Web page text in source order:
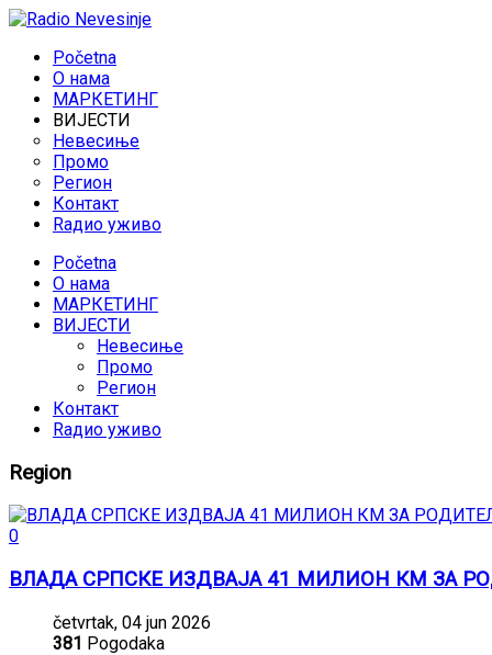
Početna
O нама
МАРКЕТИНГ
ВИЈЕСТИ
Невесиње
Промо
Регион
Контакт
Rадио уживо
Početna
O нама
МАРКЕТИНГ
ВИЈЕСТИ
Невесиње
Промо
Регион
Контакт
Rадио уживо
Region
0
ВЛАДА СРПСКЕ ИЗДВАЈА 41 МИЛИОН КМ ЗА
četvrtak, 04 jun 2026
381 Pogodaka